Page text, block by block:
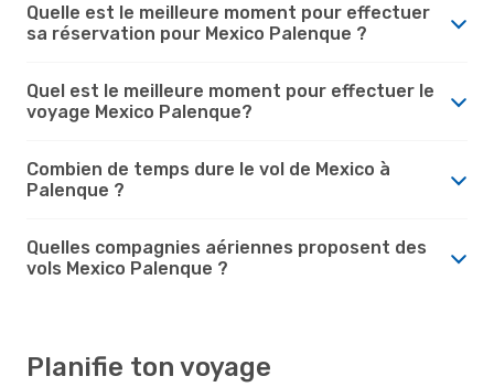
Quelle est le meilleure moment pour effectuer
sa réservation pour Mexico Palenque ?
Quel est le meilleure moment pour effectuer le
voyage Mexico Palenque?
Combien de temps dure le vol de Mexico à
Palenque ?
Quelles compagnies aériennes proposent des
vols Mexico Palenque ?
Planifie ton voyage